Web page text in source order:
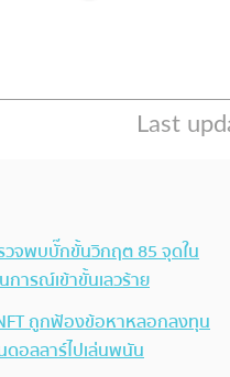
จพบบั๊กขั้นวิกฤต 85 จุดใน
ารณ์เข้าขั้นเลวร้าย
ถูกฟ้องข้อหาหลอกลงทุน
ดอลลาร์ไปเล่นพนัน